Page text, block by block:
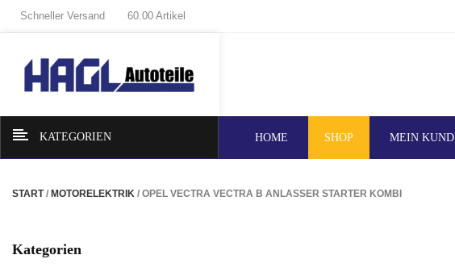
Schneller Versand 60.00 Artikel
KATEGORIEN HOME SHOP MEIN
START/ MOTORELEKTRIK / OPEL VECTRA VECTRA B ANLASSER STARTER KOMBI
Kategorien